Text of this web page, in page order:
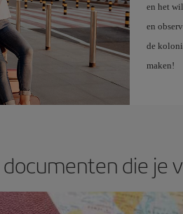
en het
en
de
maken!
die je